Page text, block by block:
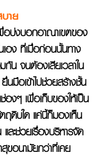
าย
อบ่งบอกอาณาเขตของ
เอง ที่เมื่อก่อนนั้นทาง
น จนต้องเสียเวลาใน
นมือเข้าไปช่วยสร้างชั้น
งๆ เพื่อเก็บของให้เป็น
ถุดิบใด แค่นี้ก็มองเห็น
ละช่วยเรื่องบริหารจัด
ขอนามัยกว่าที่เคย